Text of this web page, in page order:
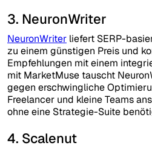
3. NeuronWriter
NeuronWriter liefert SERP-
zu einem günstigen Preis und
Empfehlungen mit einem
mit MarketMuse tauscht
gegen erschwingliche
Freelancer und kleine Teams
ohne eine Strategie-Suite
4. Scalenut